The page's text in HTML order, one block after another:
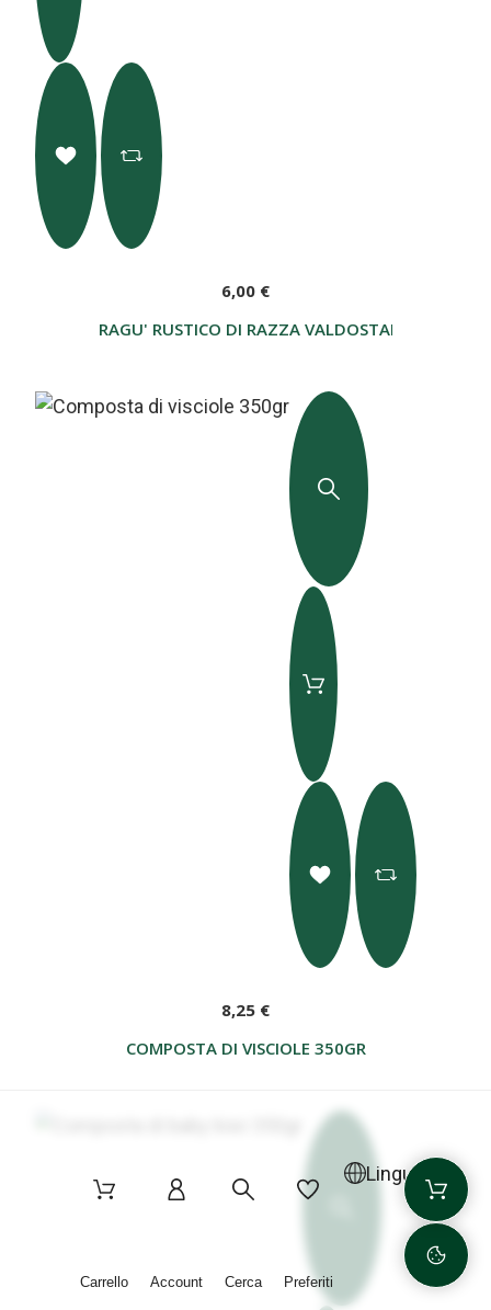
RAGU' RUSTICO DI RAZZA VALDOSTANA 225 G
6,00 €
COMPOSTA DI VISCIOLE 350GR
8,25 €
Carrello Account Cerca Preferiti
Lingua